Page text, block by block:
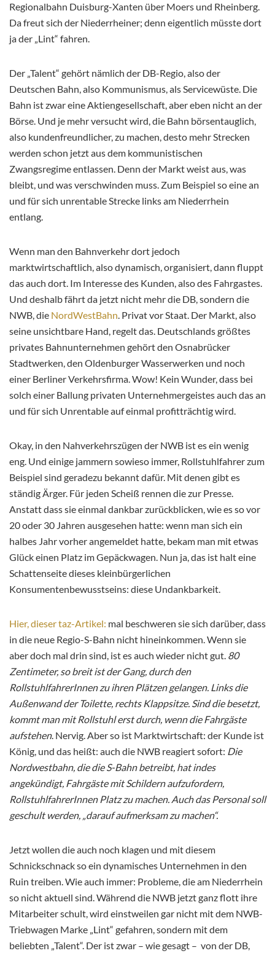
Regionalbahn Duisburg-Xanten über Moers und Rheinberg.
Da freut sich der Niederrheiner; denn eigentlich müsste dort
ja der „Lint“ fahren.
Der „Talent“ gehört nämlich der DB-Regio, also der
Deutschen Bahn, also Kommunismus, als Servicewüste. Die
Bahn ist zwar eine Aktiengesellschaft, aber eben nicht an der
Börse. Und je mehr versucht wird, die Bahn börsentauglich,
also kundenfreundlicher, zu machen, desto mehr Strecken
werden schon jetzt aus dem kommunistischen
Zwangsregime entlassen. Denn der Markt weist aus, was
bleibt, und was verschwinden muss. Zum Beispiel so eine an
und für sich unrentable Strecke links am Niederrhein
entlang.
Wenn man den Bahnverkehr dort jedoch
marktwirtschaftlich, also dynamisch, organisiert, dann fluppt
das auch dort. Im Interesse des Kunden, also des Fahrgastes.
Und deshalb fährt da jetzt nicht mehr die DB, sondern die
NWB, die NordWestBahn. Privat vor Staat. Der Markt, also
seine unsichtbare Hand, regelt das. Deutschlands größtes
privates Bahnunternehmen gehört den Osnabrücker
Stadtwerken, den Oldenburger Wasserwerken und noch
einer Berliner Verkehrsfirma. Wow! Kein Wunder, dass bei
solch einer Ballung privaten Unternehmergeistes auch das an
und für sich Unrentable auf einmal profitträchtig wird.
Okay, in den Nahverkehrszügen der NWB ist es ein wenig
eng. Und einige jammern sowieso immer, Rollstuhlfahrer zum
Beispiel sind geradezu bekannt dafür. Mit denen gibt es
ständig Ärger. Für jeden Scheiß rennen die zur Presse.
Anstatt dass sie einmal dankbar zurückblicken, wie es so vor
20 oder 30 Jahren ausgesehen hatte: wenn man sich ein
halbes Jahr vorher angemeldet hatte, bekam man mit etwas
Glück einen Platz im Gepäckwagen. Nun ja, das ist halt eine
Schattenseite dieses kleinbürgerlichen
Konsumentenbewusstseins: diese Undankbarkeit.
Hier, dieser taz-Artikel: mal beschweren sie sich darüber, dass
in die neue Regio-S-Bahn nicht hineinkommen. Wenn sie
aber doch mal drin sind, ist es auch wieder nicht gut. 80
Zentimeter, so breit ist der Gang, durch den
RollstuhlfahrerInnen zu ihren Plätzen gelangen. Links die
Außenwand der Toilette, rechts Klappsitze. Sind die besetzt,
kommt man mit Rollstuhl erst durch, wenn die Fahrgäste
aufstehen. Nervig. Aber so ist Marktwirtschaft: der Kunde ist
König, und das heißt: auch die NWB reagiert sofort: Die
Nordwestbahn, die die S-Bahn betreibt, hat indes
angekündigt, Fahrgäste mit Schildern aufzufordern,
RollstuhlfahrerInnen Platz zu machen. Auch das Personal soll
geschult werden, „darauf aufmerksam zu machen“.
Jetzt wollen die auch noch klagen und mit diesem
Schnickschnack so ein dynamisches Unternehmen in den
Ruin treiben. Wie auch immer: Probleme, die am Niederrhein
so nicht aktuell sind. Während die NWB jetzt ganz flott ihre
Mitarbeiter schult, wird einstweilen gar nicht mit dem NWB-
Triebwagen Marke „Lint“ gefahren, sondern mit dem
beliebten „Talent“. Der ist zwar – wie gesagt – von der DB,